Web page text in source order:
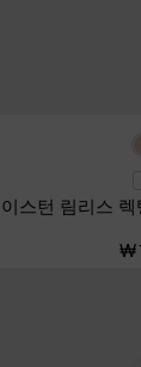
이스턴 림리스